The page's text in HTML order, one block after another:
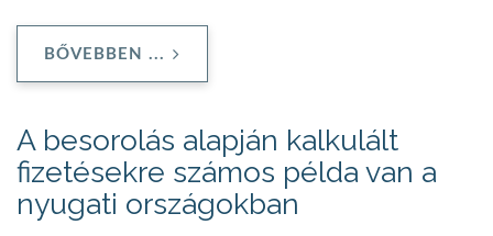
BŐVEBBEN ...
A besorolás alapján kalkulált
fizetésekre számos példa van a
nyugati országokban